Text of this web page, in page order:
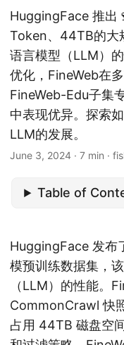
HuggingFace 推出
Token、44TB的大
语言模型（LLM）
优化，FineWeb在
FineWeb-Edu子集
中表现优异。探索
LLM的发展。
June 3, 2024 · 7 min ·
Table of
HuggingFace 发布
模预训练数据集，
（LLM）的性能。
CommonCrawl 快
占用 44TB 磁盘空